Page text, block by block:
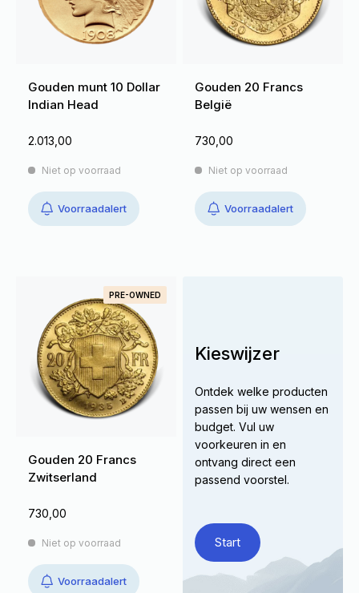
Gouden munt 10 Dollar
Indian Head
2.013,00
Niet op voorraad
Voorraadalert
Gouden 20 Francs
België
730,00
Niet op voorraad
Voorraadalert
PRE-OWNED
Gouden 20 Francs
Zwitserland
730,00
Niet op voorraad
Voorraadalert
Kieswijzer
Ontdek welke producten
passen bij uw wensen en
budget. Vul uw
voorkeuren in en
ontvang direct een
passend voorstel.
Start